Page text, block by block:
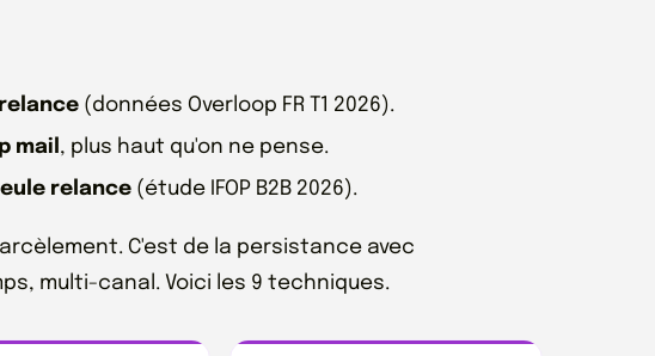
(données Overloop FR T1 2026).
mail , plus haut qu'on ne pense.
relance(étude IFOP B2B 2026).
C'est de la persistance avec
multi-canal. Voici les 9 techniques.